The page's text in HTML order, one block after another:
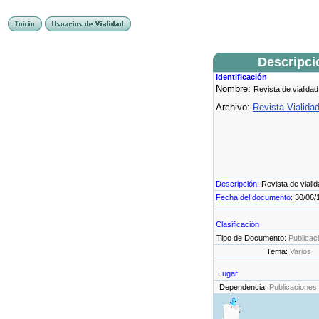
Identificación
Nombre: Revista de
Archivo: Revista
Descripción: Revista de
Fecha del documento: 30/06/
Clasificación
Tipo de Documento:
Tema: Varios
Lugar
Dependencia: Publicaciones